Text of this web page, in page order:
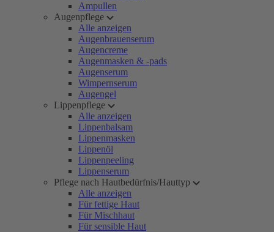
Ampullen
Augenpflege
Alle anzeigen
Augenbrauenserum
Augencreme
Augenmasken & -pads
Augenserum
Wimpernserum
Augengel
Lippenpflege
Alle anzeigen
Lippenbalsam
Lippenmasken
Lippenöl
Lippenpeeling
Lippenserum
Pflege nach Hautbedürfnis/Hauttyp
Alle anzeigen
Für fettige Haut
Für Mischhaut
Für sensible Haut